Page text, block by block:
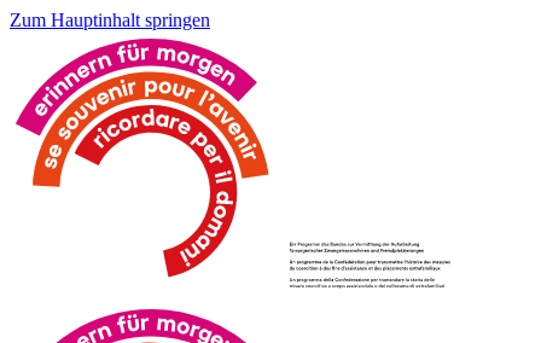
Zum Hauptinhalt springen